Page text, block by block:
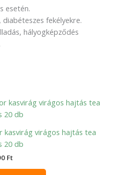
esetén.
fekélyekre.
hályogképződés
kasvirág virágos hajtás tea
20 db
Ft